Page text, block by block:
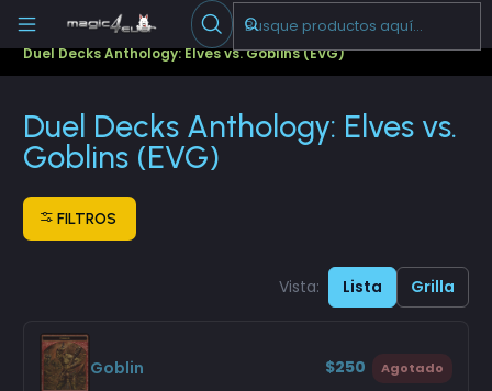
Escribenos
Cartas Sueltas Magic Fichas
Duel Decks Anthology: Elves vs. Goblins (EVG)
Duel Decks Anthology: Elves vs.
Goblins (EVG)
FILTROS
Vista: Lista Grilla
Goblin $250 Agotado